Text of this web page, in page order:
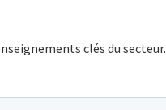
clés du secteur.